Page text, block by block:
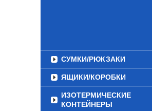
СУМКИ/РЮКЗАКИ
ЯЩИКИ/КОРОБКИ
ИЗОТЕРМИЧЕСКИЕ
КОНТЕЙНЕРЫ